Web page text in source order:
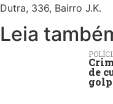
Dutra, 336, Bairro J.K.
Leia
de